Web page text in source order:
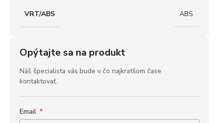
VRT/ABS ABS
Opýtajte sa na produkt
Náš špecialista vás bude v čo najkratšom čase
kontaktovať.
Email